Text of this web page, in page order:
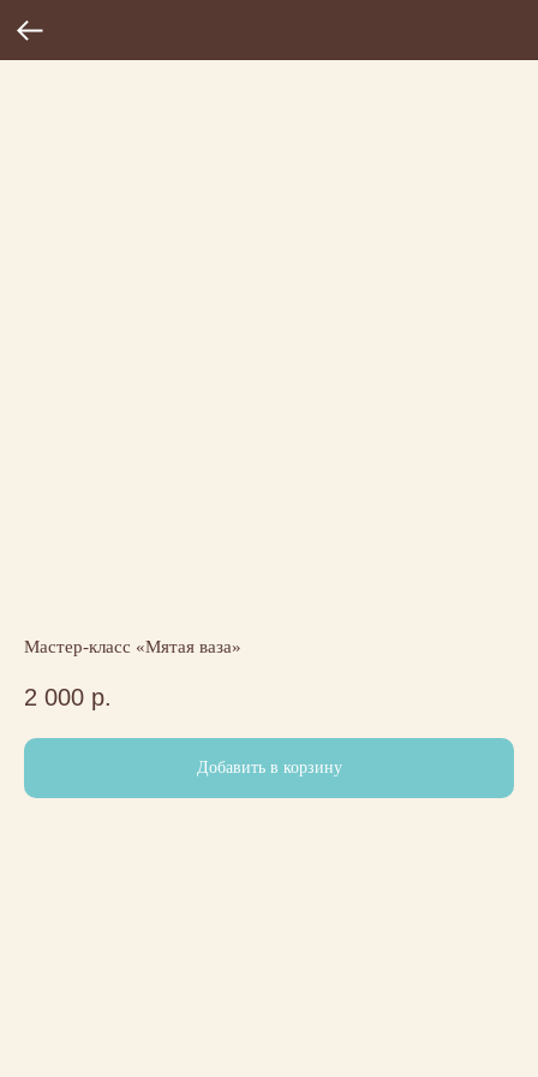
Мастер-класс «Мятая ваза»
2 000 р.
Добавить в корзину